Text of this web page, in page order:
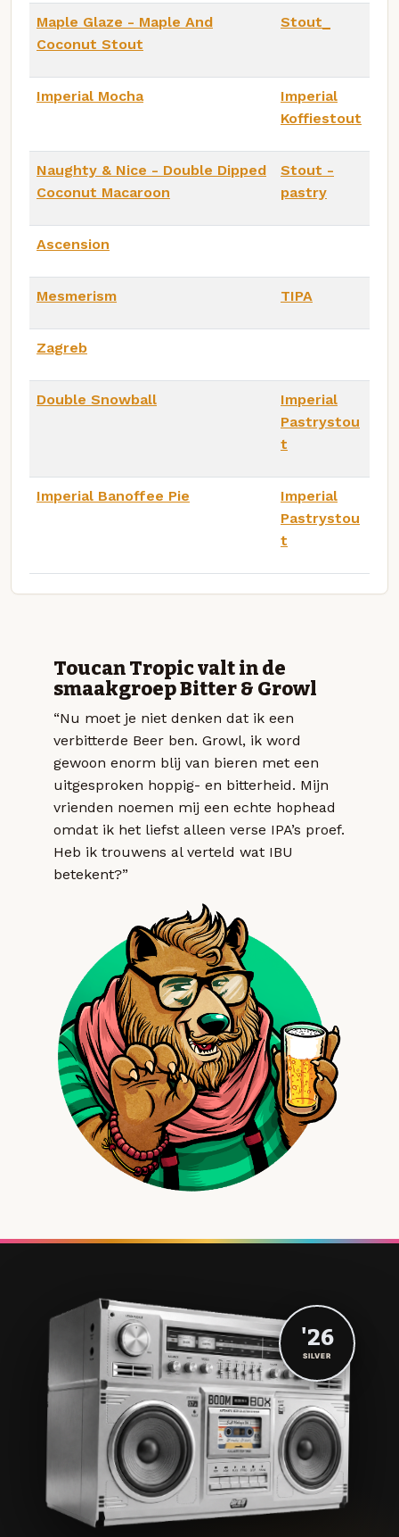
Maple Glaze - Maple And
Coconut Stout
Stout_
Imperial Mocha
Imperial
Koffiestout
Naughty & Nice - Double Dipped
Coconut Macaroon
Stout -
pastry
Ascension
Mesmerism TIPA
Zagreb
Double Snowball
Imperial
Pastrystou
t
Imperial Banoffee Pie
Imperial
Pastrystou
t
Toucan Tropic valt in de
smaakgroep Bitter & Growl
“Nu moet je niet denken dat ik een
verbitterde Beer ben. Growl, ik word
gewoon enorm blij van bieren met een
uitgesproken hoppig- en bitterheid. Mijn
vrienden noemen mij een echte hophead
omdat ik het liefst alleen verse IPA’s proef.
Heb ik trouwens al verteld wat IBU
betekent?”
'26
SILVER